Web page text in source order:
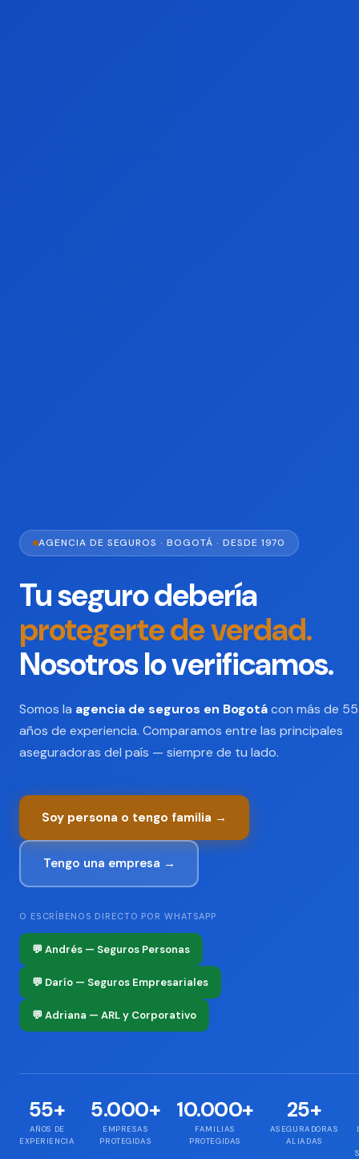
AGENCIA DE SEGUROS · BOGOTÁ · DESDE 1970
Tu seguro debería
protegerte de verdad.
Nosotros lo verificamos.
Somos la agencia de seguros en Bogotácon más de 55
años de experiencia. Comparamos entre las principales
aseguradoras del país — siempre de tu lado.
Soy persona o tengo familia →
Tengo una empresa →
O ESCRÍBENOS DIRECTO POR WHATSAPP
💬 Andrés — Seguros Personas
💬 Darío — Seguros Empresariales
💬 Adriana — ARL y Corporativo
55+
AÑOS DE
EXPERIENCIA
5.000+
EMPRESAS
PROTEGIDAS
10.000+
FAMILIAS
PROTEGIDAS
25+
ASEGURADORAS
ALIADAS